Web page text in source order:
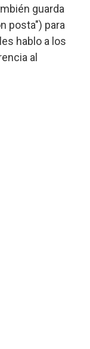
guarda
posta") para
hablo a los
al